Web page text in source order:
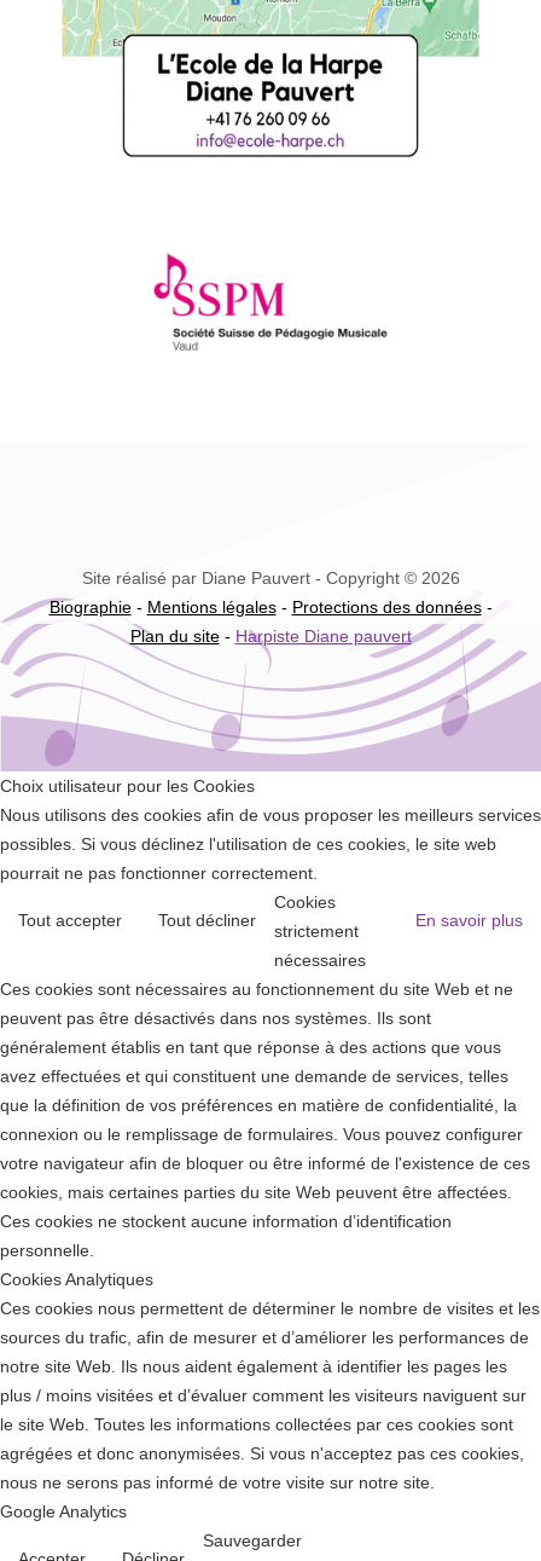
Site réalisé par Diane Pauvert - Copyright © 2026
Biographie- Mentions légales- Protections des données-
Plan du site- Harpiste Diane pauvert
Choix utilisateur pour les Cookies
Nous utilisons des cookies afin de vous proposer les meilleurs services
possibles. Si vous déclinez l'utilisation de ces cookies, le site web
pourrait ne pas fonctionner correctement.
Tout accepter Tout décliner En savoir plus
Cookies
strictement
nécessaires
Ces cookies sont nécessaires au fonctionnement du site Web et ne
peuvent pas être désactivés dans nos systèmes. Ils sont
généralement établis en tant que réponse à des actions que vous
avez effectuées et qui constituent une demande de services, telles
que la définition de vos préférences en matière de confidentialité, la
connexion ou le remplissage de formulaires. Vous pouvez configurer
votre navigateur afin de bloquer ou être informé de l'existence de ces
cookies, mais certaines parties du site Web peuvent être affectées.
Ces cookies ne stockent aucune information d’identification
personnelle.
Cookies Analytiques
Ces cookies nous permettent de déterminer le nombre de visites et les
sources du trafic, afin de mesurer et d’améliorer les performances de
notre site Web. Ils nous aident également à identifier les pages les
plus / moins visitées et d’évaluer comment les visiteurs naviguent sur
le site Web. Toutes les informations collectées par ces cookies sont
agrégées et donc anonymisées. Si vous n'acceptez pas ces cookies,
nous ne serons pas informé de votre visite sur notre site.
Google Analytics
Sauvegarder